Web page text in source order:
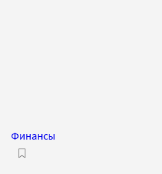
Финансы